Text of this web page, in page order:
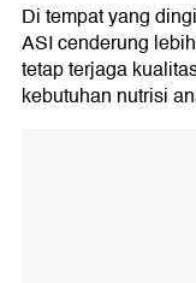
Di tempat yang
ASI cenderung
tetap terjaga
kebutuhan nutrisi